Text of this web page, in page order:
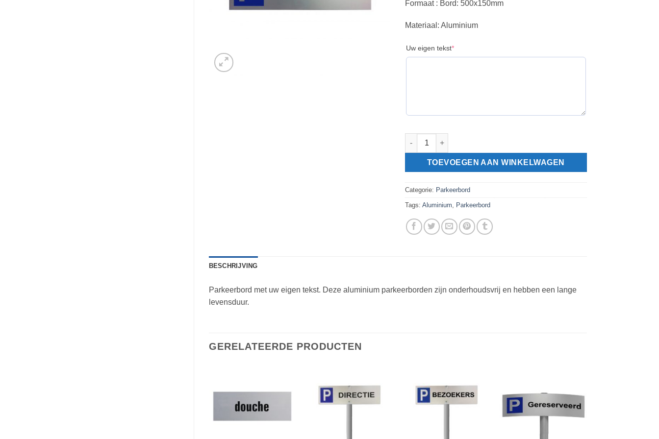
Formaat : Bord: 500x150mm
Materiaal: Aluminium
Uw eigen tekst*(required)
Parkeerbord eigen tekst aantal
TOEVOEGEN AAN WINKELWAGEN
Categorie: Parkeerbord
Tags:Aluminium Parkeerbord
BESCHRIJVING
Parkeerbord met uw eigen tekst. Deze aluminium parkeerborden zijn onderhoudsvrij en hebben een lange
levensduur.
GERELATEERDE PRODUCTEN